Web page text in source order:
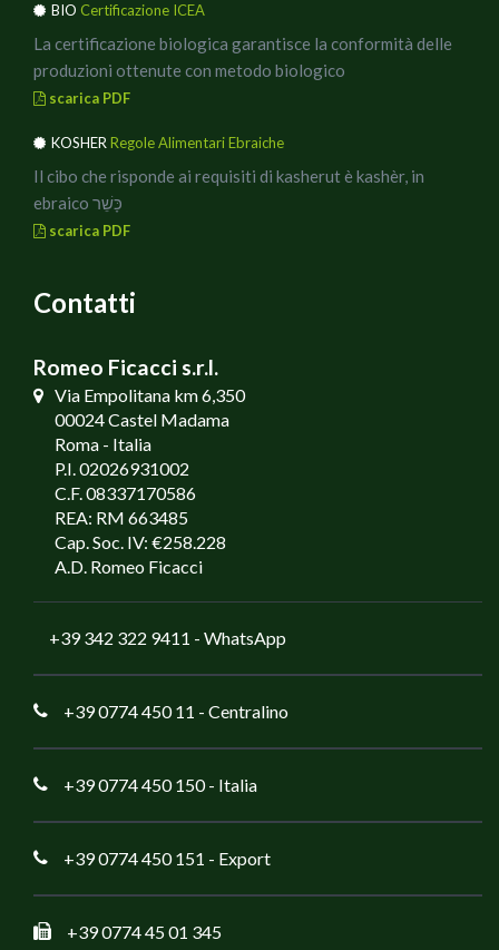
BIO Certificazione ICEA
La certificazione biologica garantisce la conformità delle
produzioni ottenute con metodo biologico
scarica PDF
KOSHER Regole Alimentari Ebraiche
Il cibo che risponde ai requisiti di kasherut è kashèr, in
ebraico כָּשֵׁר
scarica PDF
Contatti
Romeo Ficacci s.r.l.
Via Empolitana km 6,350
00024 Castel Madama
Roma - Italia
P.I. 02026931002
C.F. 08337170586
REA: RM 663485
Cap. Soc. IV: €258.228
A.D. Romeo Ficacci
+39 342 322 9411 - WhatsApp
+39 0774 450 11 - Centralino
+39 0774 450 150- Italia
+39 0774 450 151 - Export
+39 0774 45 01 345